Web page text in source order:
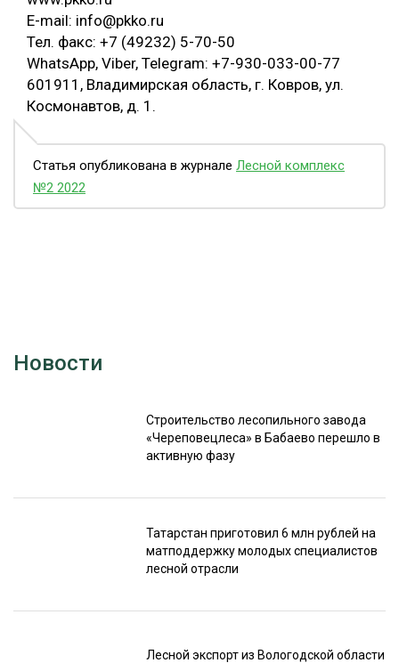
E-mail: info@pkko.ru
Тел. факс: +7 (49232) 5-70-50
WhatsApp, Viber, Telegram: +7-930-033-00-77
601911, Владимирская область, г. Ковров, ул.
Космонавтов, д. 1.
Статья опубликована в журнале Лесной комплекс
№2 2022
Новости
Строительство лесопильного завода
«Череповецлеса» в Бабаево перешло в
активную фазу
Татарстан приготовил 6 млн рублей на
матподдержку молодых специалистов
лесной отрасли
Лесной экспорт из Вологодской области